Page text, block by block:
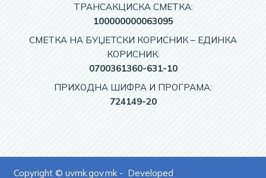
ТРАНСАКЦИСКА СМЕТКА:
100000000063095
СМЕТКА НА БУЏЕТСКИ КОРИСНИК – EДИНКА
КОРИСНИК:
0700361360-631-10
ПРИХОДНА ШИФРА И ПРОГРАМА:
724149-20
Copyright © uvmk.gov.mk - Developed